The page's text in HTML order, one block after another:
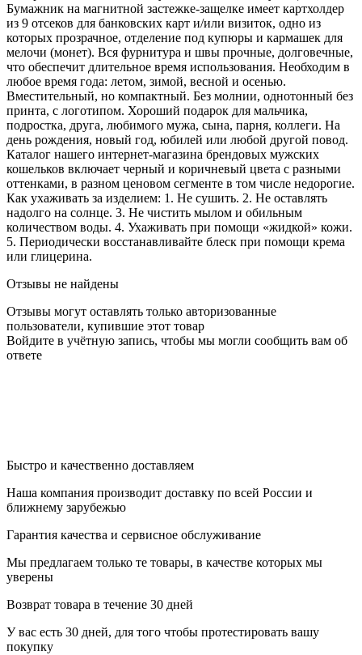
Бумажник на магнитной застежке-защелке имеет картхолдер
из 9 отсеков для банковских карт и/или визиток, одно из
которых прозрачное, отделение под купюры и кармашек для
мелочи (монет). Вся фурнитура и швы прочные, долговечные,
что обеспечит длительное время использования. Необходим в
любое время года: летом, зимой, весной и осенью.
Вместительный, но компактный. Без молнии, однотонный без
принта, с логотипом. Хороший подарок для мальчика,
подростка, друга, любимого мужа, сына, парня, коллеги. На
день рождения, новый год, юбилей или любой другой повод.
Каталог нашего интернет-магазина брендовых мужских
кошельков включает черный и коричневый цвета с разными
оттенками, в разном ценовом сегменте в том числе недорогие.
Как ухаживать за изделием: 1. Не сушить. 2. Не оставлять
надолго на солнце. 3. Не чистить мылом и обильным
количеством воды. 4. Ухаживать при помощи «жидкой» кожи.
5. Периодически восстанавливайте блеск при помощи крема
или глицерина.
Отзывы не найдены
Отзывы могут оставлять только авторизованные
пользователи, купившие этот товар
Войдите в учётную запись, чтобы мы могли сообщить вам об
ответе
Быстро и качественно доставляем
Наша компания производит доставку по всей России и
ближнему зарубежью
Гарантия качества и сервисное обслуживание
Мы предлагаем только те товары, в качестве которых мы
уверены
Возврат товара в течение 30 дней
У вас есть 30 дней, для того чтобы протестировать вашу
покупку